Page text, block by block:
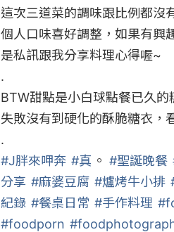
這次三道菜的調味跟比例都沒
個人口味喜好調整，如果有興
是私訊跟我分享料理心得喔~
.
BTW甜點是小白球點餐已久
失敗沒有到硬化的酥脆糖衣，
#J胖來呷奔 #真 。 #聖誕晚餐
分享 #麻婆豆腐 #爐烤牛小排
紀錄 #餐桌日常 #手作料理
#foodporn